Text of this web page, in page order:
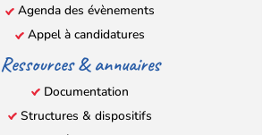
Agenda des évènements
Appel à candidatures
Ressources & annuaires
Documentation
Structures & dispositifs